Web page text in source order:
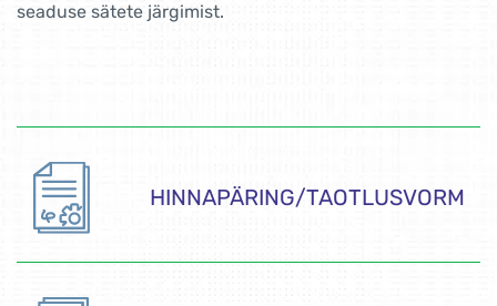
seaduse sätete järgimist.
HINNAPÄRING/TAOTLUSVORM